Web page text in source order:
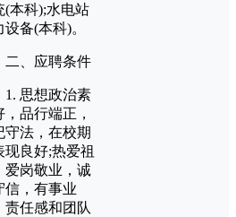
(本科);水电站
设备(本科)。
应聘条件
思想政治素
，品行端正，
守法，在校期
现良好;热爱祖
爱岗敬业，诚
信，有事业
责任感和团队